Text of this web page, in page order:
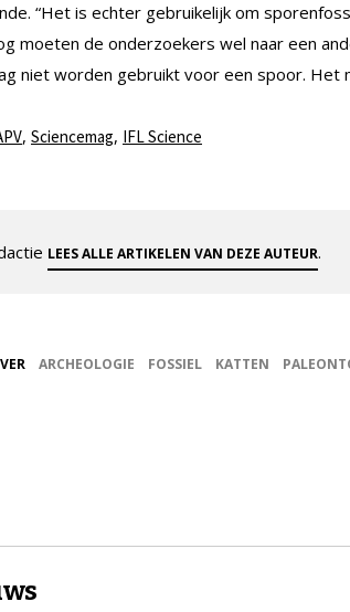
“Het is echter gebruikelijk om
moeten de onderzoekers wel naar een
niet worden gebruikt voor een spoor. Het
, Sciencemag, IFL Science
LEES ALLE ARTIKELEN VAN DEZE AUTEUR.
ARCHEOLOGIE FOSSIEL KATTEN